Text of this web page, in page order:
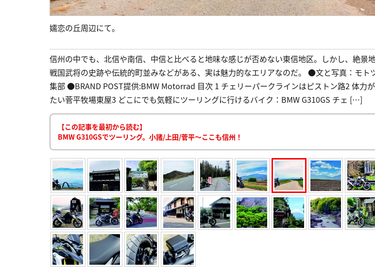
嬬恋の丘周辺にて。
信州の中でも、北信や南信、中信と比べると地味な感じが否めない東信地区。しかし、絶景地
戦国武将の史跡や伝統的町並みなどがある、実は魅力的なエリアなのだ。 ●文と写真：モト
集部 ●BRAND POST提供:BMW Motorrad 目次 1 チェリーパークラインはピストン路2 体力
たい菅平牧場東屋3 どこにでも気軽にツーリングに行けるバイク：BMW G310GS チェ […]
【この記事を最初から読む】
BMW G310GSでツーリング。小諸/上田/菅平〜ここも信州！